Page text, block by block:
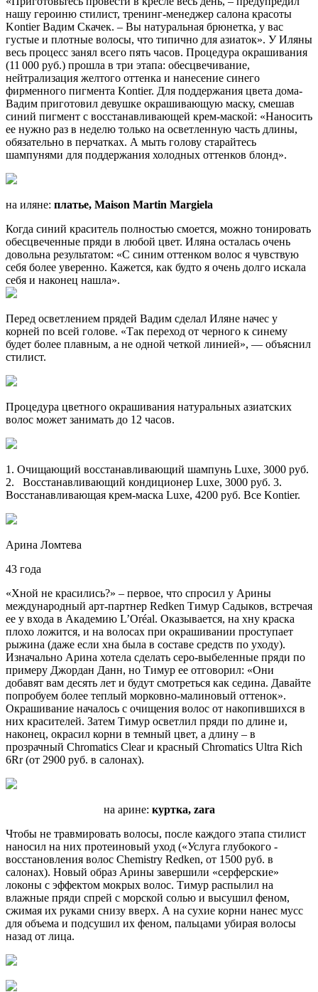
нашу героиню стилист, тренинг-менеджер салона красоты
Kontier Вадим Скачек. – Вы натуральная брюнетка, у вас
густые и плотные волосы, что типично для азиаток». У Иляны
весь процесс занял всего пять часов. Процедура окрашивания
(11 000 руб.) прошла в три этапа: обесцвечивание,
нейтрализация желтого оттенка и нанесение синего
фирменного пигмента Kontier. Для поддержания цвета дома­
Вадим приготовил девушке окрашивающую маску, смешав
синий пигмент с восстанавливающей крем-маской: «Наносить
ее нужно раз в неделю только на осветленную часть длины,
обязательно в перчатках. А мыть голову старайтесь
шампунями­ для поддержания холодных оттенков блонд».
на иляне: платье, Maison Martin Margiela
Когда синий краситель полностью смоется, можно тонировать
обесцвеченные пряди в любой цвет. Иляна осталась очень
довольна результатом: «С синим оттенком волос я чувствую
себя более уверенно. Кажется, как будто я очень долго искала
себя и наконец нашла».
Перед осветлением прядей Вадим сделал Иляне начес у
корней по всей голове. «Так переход от черного к синему
будет более плавным, а не одной четкой линией», — объяснил
стилист.
Процедура цветного окрашивания натуральных азиатских
волос может занимать до 12 часов.
1. Очищающий восстанавливающий шампунь Luxe, 3000 руб.
2. Восстанавливающий кондиционер Luxe, 3000 руб. 3.
Восстанавливающая крем-маска Luxe, 4200 руб. Все Kontier.
Арина Ломтева
43 года
«Хной не красились?» – первое, что спросил у Арины
международный арт-партнер Redken Тимур Садыков, встречая
ее у входа в Академию L’Oréal. Оказывается, на хну краска
плохо ложится, и на волосах при окрашивании проступает
рыжина (даже если­ хна ­была в составе средств по уходу).
Изначально Арина хотела сделать серо-выбеленные­ пряди по
примеру Джордан Данн, но Тимур ее отговорил: «Они
добавят вам десять лет и будут смотреться как седина. Давайте
попробуем более ­теплый ­морковно-малиновый оттенок».
Окрашивание началось с очищения волос от накопившихся в
них красителей. Затем Тимур осветлил пряди по длине и,
наконец, окрасил корни в темный цвет, а длину – в
прозрачный Chromatics Clear и красный Chromatics Ultra Rich
6Rr (от 2900 руб. в салонах).
на арине: куртка, zara
Чтобы не травмировать волосы, после каждого этапа стилист
наносил на них протеиновый уход («Услуга ­глубокого ­
восстановления волос Chemistry Redken, от 1500 руб. в
салонах). Новый образ Арины завершили «серферские»
локоны с эффектом мокрых волос. Тимур распылил на
влажные пряди спрей с морской солью и высушил феном,
сжимая их руками снизу вверх. А на сухие корни нанес мусс
для объема и подсушил их феном, пальцами убирая волосы
назад от ­лица.